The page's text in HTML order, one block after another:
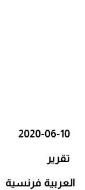
2020-06-10
تقرير
العربية فرنسية